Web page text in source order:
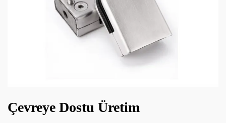
Çevreye Dostu Üretim